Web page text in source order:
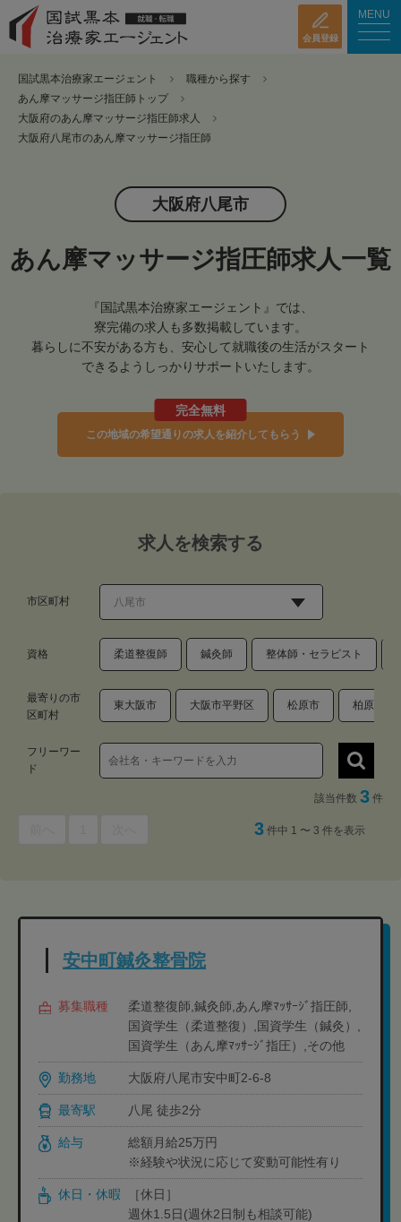
会員登録
MENU
国試黒本治療家エージェント
職種から探す
あん摩マッサージ指圧師トップ
大阪府のあん摩マッサージ指圧師求人
大阪府八尾市のあん摩マッサージ指圧師
大阪府八尾市
あん摩マッサージ指圧師求人一覧
『国試黒本治療家エージェント』では、
寮完備の求人も多数掲載しています。
暮らしに不安がある方も、安心して就職後の生活がスタート
できるようしっかりサポートいたします。
完全無料
この地域の希望通りの求人を紹介してもらう
求人を検索する
市区町村
資格 柔道整復師 鍼灸師 整体師・セラピスト
最寄りの市
区町村
東大阪市 大阪市平野区 松原市 柏原市
フリーワー
ド
該当件数 3 件
3 件中 1 〜 3 件を表示
安中町鍼灸整骨院
募集職種
柔道整復師,鍼灸師,あん摩ﾏｯｻｰｼﾞ指圧師,
国資学生（柔道整復）,国資学生（鍼灸）,
国資学生（あん摩ﾏｯｻｰｼﾞ指圧）,その他
勤務地 大阪府八尾市安中町2-6-8
最寄駅 八尾 徒歩2分
給与
総額月給25万円
※経験や状況に応じて変動可能性有り
休日・休暇
［休日］
週休1.5日(週休2日制も相談可能)